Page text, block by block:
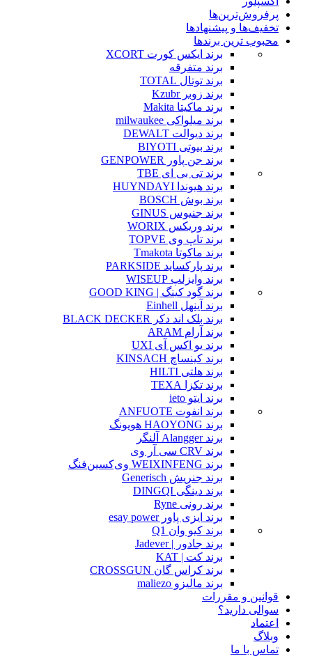
پرفروش‌ترین‌ها
تخفیف‌ها و پیشنهادها
محبوب ترین برندها
برند ایکس کورت XCORT
برند متفرقه
برند توتال TOTAL
برند زوبر Kzubr
برند ماکیتا Makita
برند میلواکی milwaukee
برند دیوالت DEWALT
برند بیوتی BIYOTI
برند جن پاور GENPOWER
برند تی بی ای TBE
برند هیوندا HUYNDAYI
برند بوش BOSCH
برند جنیوس GINUS
برند وریکس WORIX
برند تاپ وی TOPVE
برند ماکوتا Tmakota
برند پارکساید PARKSIDE
برند وایزلپ WISEUP
برند گود کینگ | GOOD KING
برند آینهل Einhell
برند بلک اند دکر BLACK DECKER
برند آرام ARAM
برند یو اکس آی UXI
برند کینساچ KINSACH
برند هلتی HILTI
برند تکزا TEXA
برند ایتو ieto
برند انفوت ANFUOTE
برند HAOYONG هویونگ
برند Alangger آلنگر
برند CRV سی آر وی
برند WEIXINFENG وی‌کسین‌فنگ
برند جنریش Generisch
برند دینگی DINGQI
برند رونی Ryne
برند ایزی پاور esay power
برند کیو وان Q1
برند جادور | Jadever
برند کت | KAT
برند کراس گان CROSSGUN
برند مالیزو maliezo
قوانین و مقررات
سوالی دارید؟
اعتماد
وبلاگ
تماس با ما